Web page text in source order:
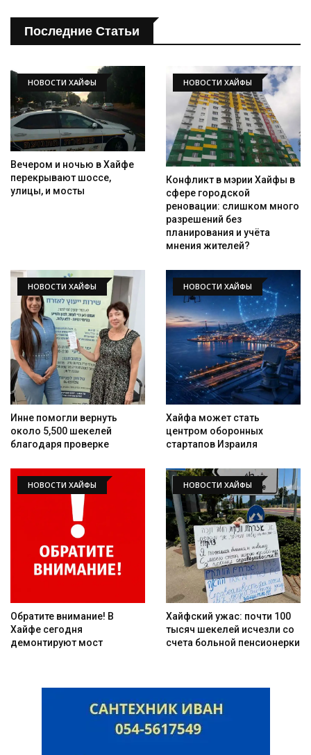
Последние Статьи
НОВОСТИ ХАЙФЫ
Вечером и ночью в Хайфе
перекрывают шоссе,
улицы, и мосты
НОВОСТИ ХАЙФЫ
Конфликт в мэрии Хайфы в
сфере городской
реновации: слишком много
разрешений без
планирования и учёта
мнения жителей?
НОВОСТИ ХАЙФЫ
Инне помогли вернуть
около 5,500 шекелей
благодаря проверке
НОВОСТИ ХАЙФЫ
Хайфа может стать
центром оборонных
стартапов Израиля
НОВОСТИ ХАЙФЫ
Обратите внимание! В
Хайфе сегодня
демонтируют мост
НОВОСТИ ХАЙФЫ
Хайфский ужас: почти 100
тысяч шекелей исчезли со
счета больной пенсионерки